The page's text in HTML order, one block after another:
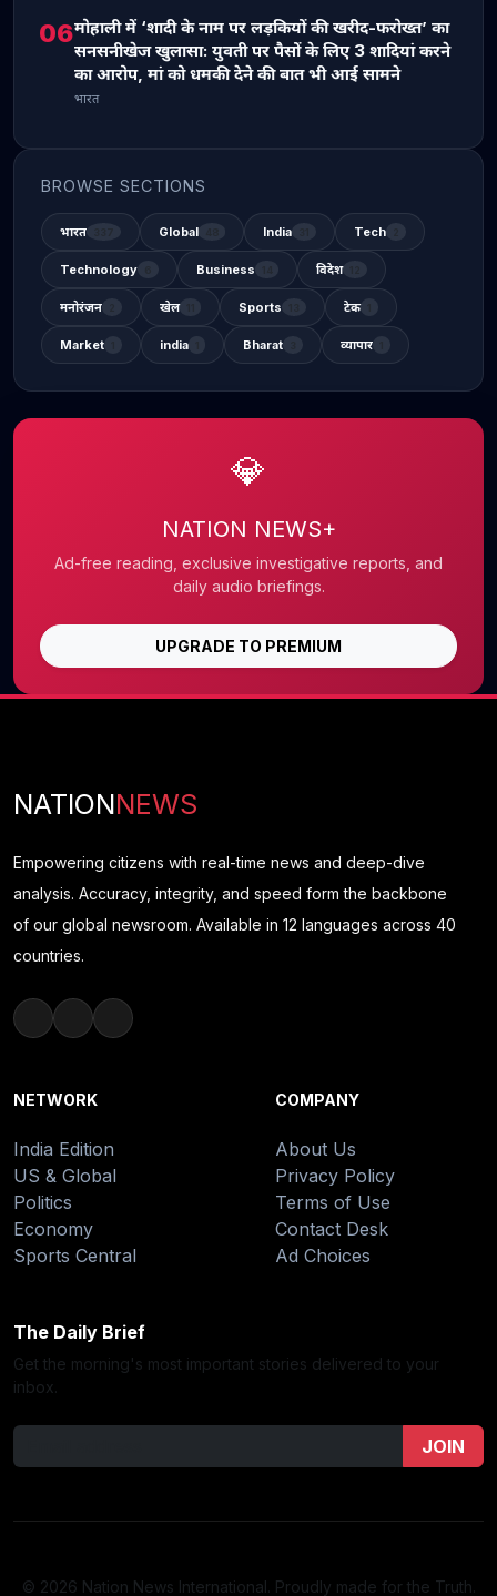
06मोहाली में ‘शादी के नाम पर लड़कियों की खरीद-फरोख्त’ का
सनसनीखेज खुलासा: युवती पर पैसों के लिए 3 शादियां करने
का आरोप, मां को धमकी देने की बात भी आई सामने
भारत
BROWSE SECTIONS
भारत Global India Tech
Technology Business विदेश
मनोरंजन खेल Sports टेक
Market india Bharat व्यापार
💎
NATION NEWS+
Ad-free reading, exclusive investigative reports, and
daily audio briefings.
UPGRADE TO PREMIUM
NATIONNEWS
Empowering citizens with real-time news and deep-dive
analysis. Accuracy, integrity, and speed form the backbone
of our global newsroom. Available in 12 languages across 40
countries.
NETWORK
India Edition
US & Global
Politics
Economy
Sports Central
COMPANY
About Us
Privacy Policy
Terms of Use
Contact Desk
Ad Choices
The Daily Brief
Get the morning's most important stories delivered to your
inbox.
JOIN
© 2026 Nation News International. Proudly made for the Truth.